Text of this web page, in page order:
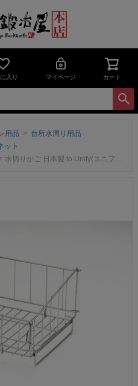
入り マイページ カート
用品
台所水周り用品
ット
み1306229 食器 水切り カゴ 台所 シンク トレー キッチン バスケット 日本製 燕三条